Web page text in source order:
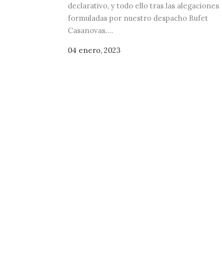
declarativo, y todo ello tras las alegaciones
formuladas por nuestro despacho Bufet
Casanovas....
04 enero, 2023